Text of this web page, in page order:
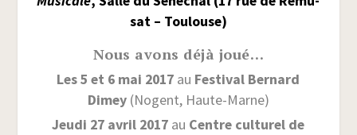
sat – Toulouse)
Nous avons déjà joué…
Les 5 et 6 mai 2017 au Fes­ti­val Ber­nard
Dimey(Nogent, Haute-Marne)
Jeu­di 27 avril 2017 au Centre cultu­rel de